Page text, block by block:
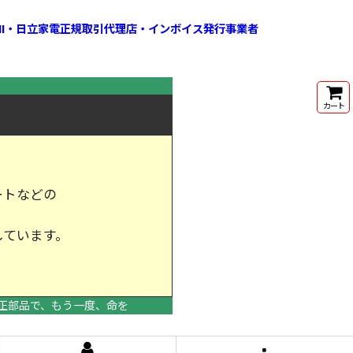
日立家電正規取引代理店・インボイス発行事業者
などの
います。
ます。
品で、もう一度、命を
カート